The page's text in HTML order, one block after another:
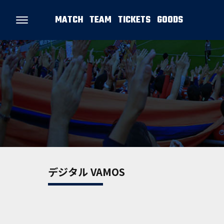
MATCH TEAM TICKETS GOODS
デジタル VAMOS